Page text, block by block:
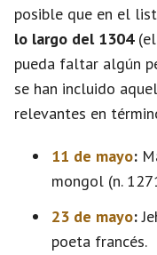
posible que en el
lo largo del 1304(el
pueda faltar algún
se han incluido
relevantes en
11 de mayo:
mongol (n.
23 de mayo:
poeta francés.